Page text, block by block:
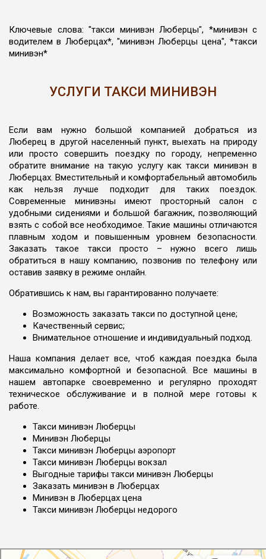
Ключевые слова: "такси минивэн Люберцы", *минивэн с
водителем в Люберцах*, "минивэн Люберцы цена", *такси
минивэн*
УСЛУГИ ТАКСИ МИНИВЭН
Если вам нужно большой компанией добраться из
Люберец в другой населенный пункт, выехать на природу
или просто совершить поездку по городу, непременно
обратите внимание на такую услугу как такси минивэн в
Люберцах. Вместительный и комфортабельный автомобиль
как нельзя лучше подходит для таких поездок.
Современные минивэны имеют просторный салон с
удобными сидениями и большой багажник, позволяющий
взять с собой все необходимое. Такие машины отличаются
плавным ходом и повышенным уровнем безопасности.
Заказать такое такси просто – нужно всего лишь
обратиться в нашу компанию, позвонив по телефону или
оставив заявку в режиме онлайн.
Обратившись к нам, вы гарантированно получаете:
Возможность заказать такси по доступной цене;
Качественный сервис;
Внимательное отношение и индивидуальный подход.
Наша компания делает все, чтоб каждая поездка была
максимально комфортной и безопасной. Все машины в
нашем автопарке своевременно и регулярно проходят
техническое обслуживание и в полной мере готовы к
работе.
Такси минивэн Люберцы
Минивэн Люберцы
Такси минивэн Люберцы аэропорт
Такси минивэн Люберцы вокзал
Выгодные тарифы такси минивэн Люберцы
Заказать минивэн в Люберцах
Минивэн в Люберцах цена
Такси минивэн Люберцы недорого